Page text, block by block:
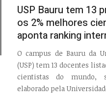
USP Bauru tem 13
os 2% melhores
aponta ranking
O campus de Bauru da
(USP) tem 13 docentes
cientistas do mundo,
elaborado pela